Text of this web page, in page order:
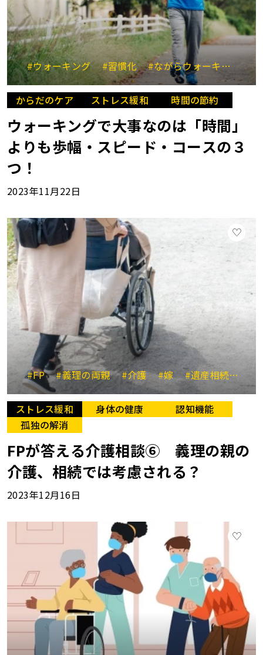
#ウォーキング #習慣化 #ながらウォーキング #
からだのケア ストレス緩和 時間の節約
ウォーキングで大事なのは「時間」
よりも歩幅・スピード・コースの３
つ！
2023年11月22日
#FP #義理の両親 #介護 #嫁 #遺産相続 #
ストレス緩和 身体の健康
認知機能
孤独の解消
FPが答える介護相談⑥ 義理の親の
介護、相続では考慮される？
2023年12月16日